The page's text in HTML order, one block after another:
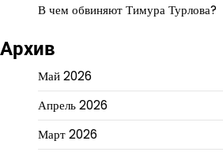
В чем обвиняют Тимура Турлова?
Архив
Май 2026
Апрель 2026
Март 2026